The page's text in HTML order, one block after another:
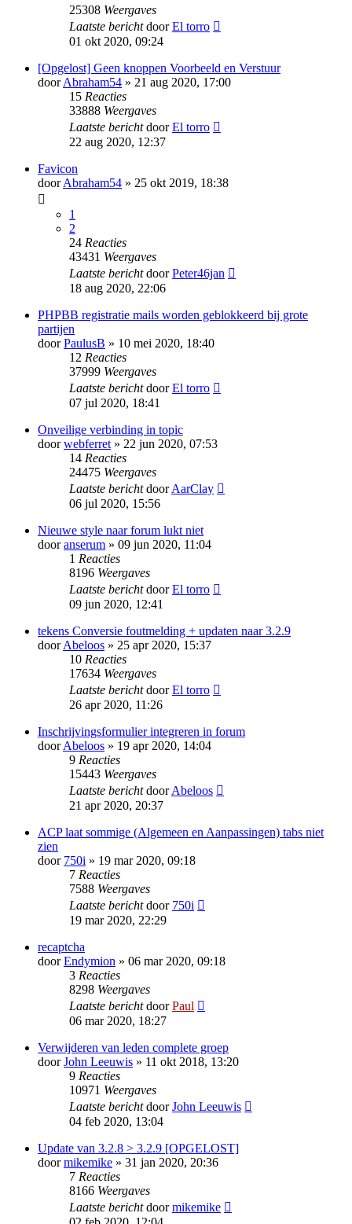
25308 Weergaves
Laatste berichtdoorEl torro
01 okt 2020, 09:24
[Opgelost] Geen knoppen Voorbeeld en Verstuur
doorAbraham54 » 21 aug 2020, 17:00
15 Reacties
33888 Weergaves
Laatste berichtdoorEl torro
22 aug 2020, 12:37
Favicon
doorAbraham54 » 25 okt 2019, 18:38
1
2
24 Reacties
43431 Weergaves
Laatste berichtdoorPeter46jan
18 aug 2020, 22:06
PHPBB registratie mails worden geblokkeerd bij grote
partijen
doorPaulusB » 10 mei 2020, 18:40
12 Reacties
37999 Weergaves
Laatste berichtdoorEl torro
07 jul 2020, 18:41
Onveilige verbinding in topic
doorwebferret» 22 jun 2020, 07:53
14 Reacties
24475 Weergaves
Laatste berichtdoorAarClay
06 jul 2020, 15:56
Nieuwe style naar forum lukt niet
dooranserum » 09 jun 2020, 11:04
1 Reacties
8196 Weergaves
Laatste berichtdoorEl torro
09 jun 2020, 12:41
tekens Conversie foutmelding + updaten naar 3.2.9
doorAbeloos » 25 apr 2020, 15:37
10 Reacties
17634 Weergaves
Laatste berichtdoorEl torro
26 apr 2020, 11:26
Inschrijvingsformulier integreren in forum
doorAbeloos » 19 apr 2020, 14:04
9 Reacties
15443 Weergaves
Laatste berichtdoorAbeloos
21 apr 2020, 20:37
ACP laat sommige (Algemeen en Aanpassingen) tabs niet
zien
door 750i » 19 mar 2020, 09:18
7 Reacties
7588 Weergaves
Laatste berichtdoor 750i
19 mar 2020, 22:29
recaptcha
doorEndymion » 06 mar 2020, 09:18
3 Reacties
8298 Weergaves
Laatste berichtdoorPaul
06 mar 2020, 18:27
Verwijderen van leden complete groep
doorJohn Leeuwis » 11 okt 2018, 13:20
9 Reacties
10971 Weergaves
Laatste berichtdoorJohn Leeuwis
04 feb 2020, 13:04
Update van 3.2.8 > 3.2.9 [OPGELOST]
doormikemike » 31 jan 2020, 20:36
7 Reacties
8166 Weergaves
Laatste berichtdoormikemike